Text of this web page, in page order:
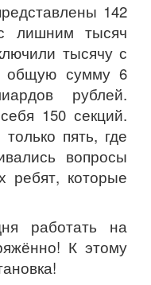
142
лишним тысяч
тысячу с
общую сумму 6
рублей.
150 секций.
пять, где
вопросы
которые
работать на
К этому